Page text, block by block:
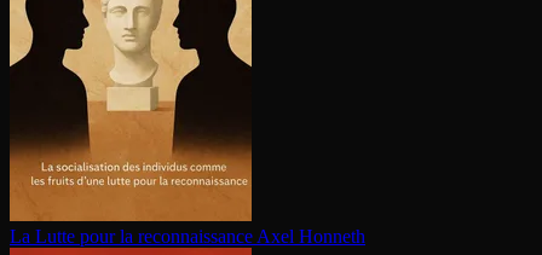
La Lutte pour la re­con­nais­sance Axel Honneth